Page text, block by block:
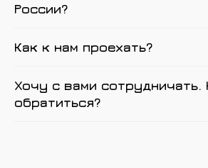
России?
Как к нам проехать?
Хочу с вами сотрудничать.
обратиться?